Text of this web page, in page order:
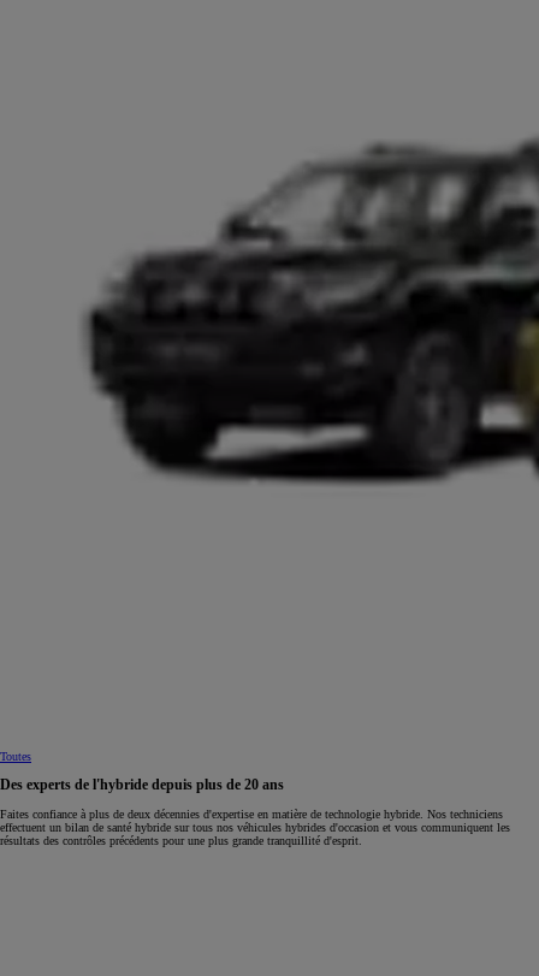
Toutes
Des experts de l'hybride depuis plus de 20 ans
Faites confiance à plus de deux décennies d'expertise en matière de technologie hybride. Nos techniciens
effectuent un bilan de santé hybride sur tous nos véhicules hybrides d'occasion et vous communiquent les
résultats des contrôles précédents pour une plus grande tranquillité d'esprit.